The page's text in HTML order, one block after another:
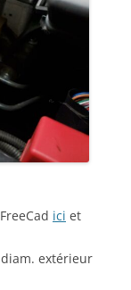
ici et
extérieur